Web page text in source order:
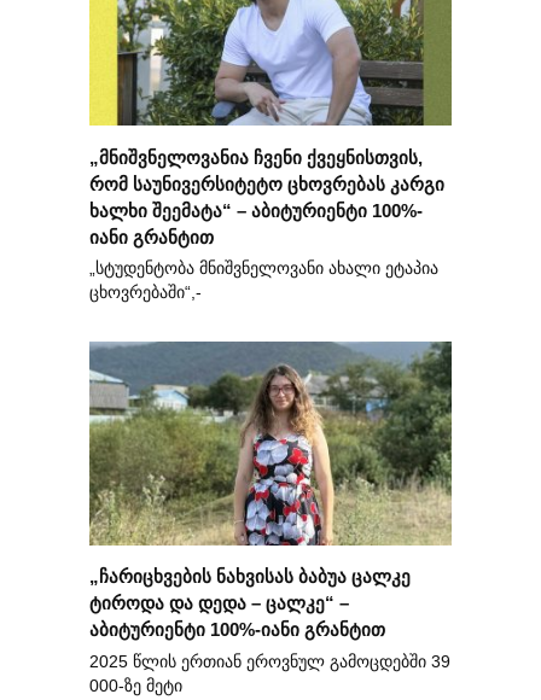
„მნიშვნელოვანია ჩვენი ქვეყნისთვის,
რომ საუნივერსიტეტო ცხოვრებას კარგი
ხალხი შეემატა“ – აბიტურიენტი 100%-
იანი გრანტით
„სტუდენტობა მნიშვნელოვანი ახალი ეტაპია
ცხოვრებაში“,-
„ჩარიცხვების ნახვისას ბაბუა ცალკე
ტიროდა და დედა – ცალკე“ –
აბიტურიენტი 100%-იანი გრანტით
2025 წლის ერთიან ეროვნულ გამოცდებში 39
000-ზე მეტი